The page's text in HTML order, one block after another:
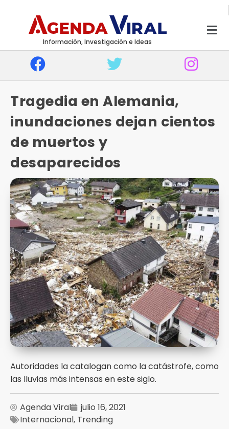
Información, Investigación e Ideas
Tragedia en Alemania,
inundaciones dejan cientos
de muertos y
desaparecidos
Autoridades la catalogan como la catástrofe, como
las lluvias más intensas en este siglo.
Agenda Viral
julio 16, 2021
Internacional, Trending